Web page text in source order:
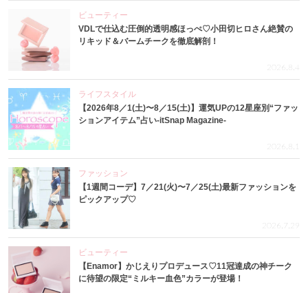
ビューティー
VDLで仕込む圧倒的透明感ほっぺ♡小田切ヒロさん絶賛の
リキッド＆バームチークを徹底解剖！
2026.8.4
ライフスタイル
【2026年8／1(土)〜8／15(土)】運気UPの12星座別“ファッ
ションアイテム”占い-itSnap Magazine-
2026.8.1
ファッション
【1週間コーデ】7／21(火)〜7／25(土)最新ファッションを
ピックアップ♡
2026.7.29
ビューティー
【Enamor】かじえりプロデュース♡11冠達成の神チーク
に待望の限定“ミルキー血色”カラーが登場！